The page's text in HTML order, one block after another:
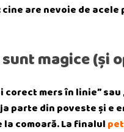
are nevoie de
magice (și
corect mers în linie”
parte din poveste și e
comoară. La finalul